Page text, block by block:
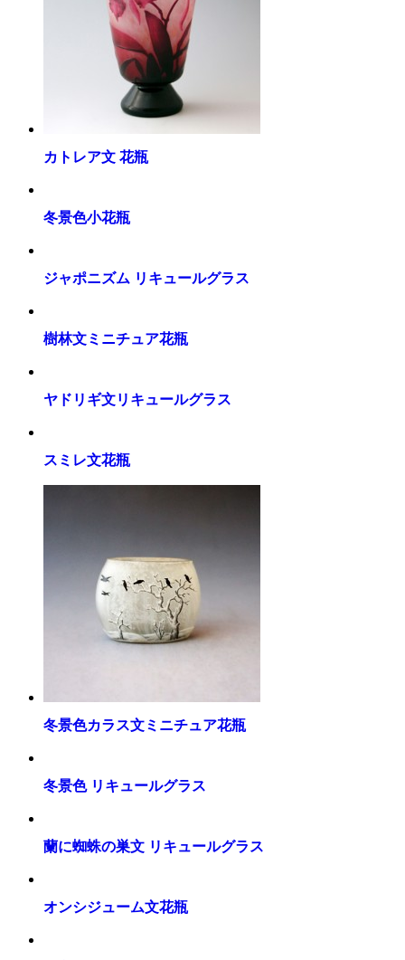
カトレア文 花瓶
冬景色小花瓶
ジャポニズム リキュールグラス
樹林文ミニチュア花瓶
ヤドリギ文リキュールグラス
スミレ文花瓶
冬景色カラス文ミニチュア花瓶
冬景色 リキュールグラス
蘭に蜘蛛の巣文 リキュールグラス
オンシジューム文花瓶